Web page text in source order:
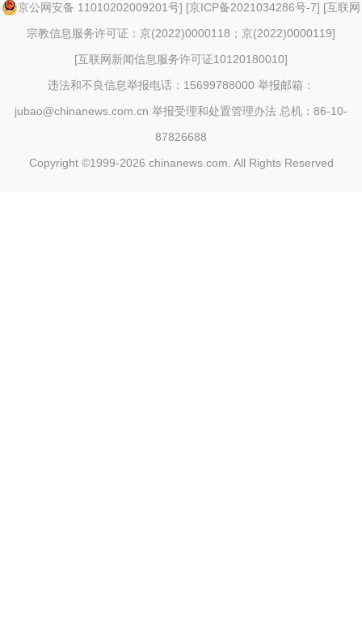
京公网安备 11010202009201号] [京ICP备2021034286号-7] [互联网
宗教信息服务许可证：京(2022)0000118；京(2022)0000119]
[互联网新闻信息服务许可证10120180010]
违法和不良信息举报电话：15699788000 举报邮箱：
jubao@chinanews.com.cn 举报受理和处置管理办法 总机：86-10-
87826688
Copyright ©1999-2026 chinanews.com. All Rights Reserved